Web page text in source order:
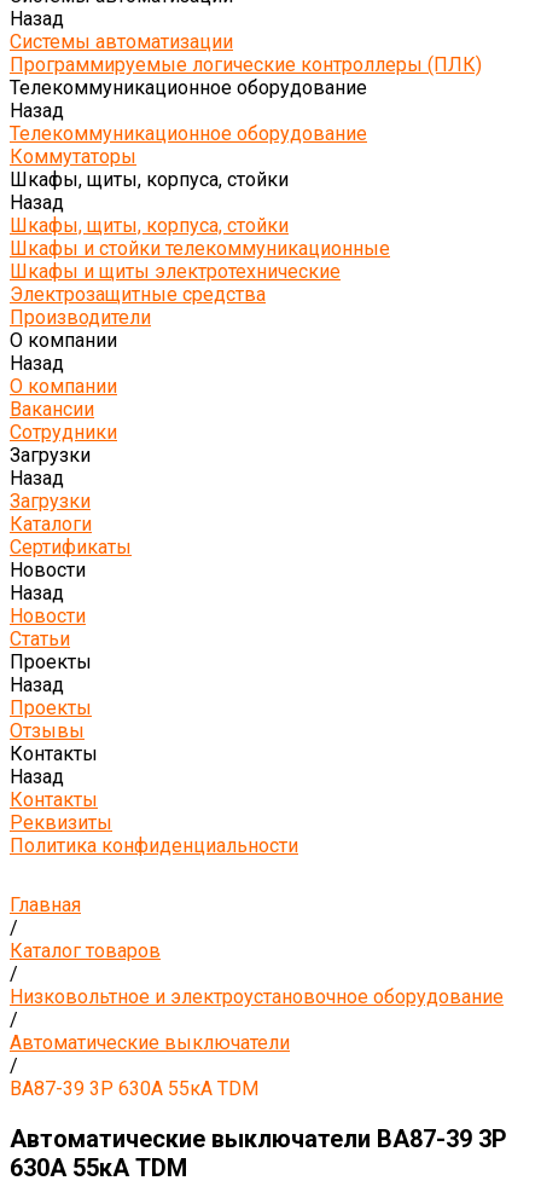
Назад
Системы автоматизации
Программируемые логические контроллеры (ПЛК)
Телекоммуникационное оборудование
Назад
Телекоммуникационное оборудование
Коммутаторы
Шкафы, щиты, корпуса, стойки
Назад
Шкафы, щиты, корпуса, стойки
Шкафы и стойки телекоммуникационные
Шкафы и щиты электротехнические
Электрозащитные средства
Производители
О компании
Назад
О компании
Вакансии
Сотрудники
Загрузки
Назад
Загрузки
Каталоги
Сертификаты
Новости
Назад
Новости
Статьи
Проекты
Назад
Проекты
Отзывы
Контакты
Назад
Контакты
Реквизиты
Политика конфиденциальности
Главная
/
Каталог товаров
/
Низковольтное и электроустановочное оборудование
/
Автоматические выключатели
/
ВА87-39 3Р 630А 55кА TDM
Автоматические выключатели ВА87-39 3Р
630А 55кА TDM